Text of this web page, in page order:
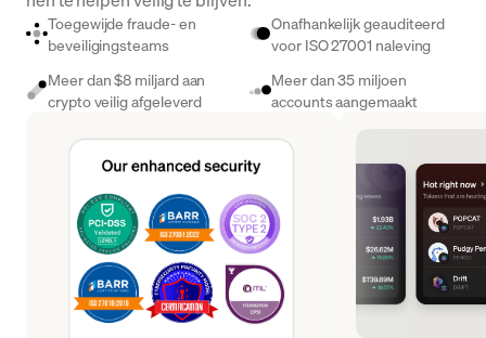
Toegewijde fraude- en
beveiligingsteams
Onafhankelijk geauditeerd
voor ISO 27001 naleving
Meer dan $8 miljard aan
crypto veilig afgeleverd
Meer dan 35 miljoen
accounts aangemaakt